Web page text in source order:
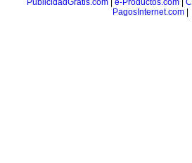
PublicidadGratis.com
e-Productos.com
PagosInternet.com